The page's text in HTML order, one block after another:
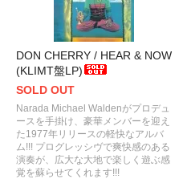
DON CHERRY / HEAR & NOW
(KLIMT盤LP)
SOLD OUT
Narada Michael Waldenがプロデュ
ースを手掛け、豪華メンバーを迎え
た1977年リリースの軽快なアルバ
ム!!! プログレッシヴで爽快感のある
演奏が、広大な大地で楽しく遊ぶ感
覚を蘇らせてくれます!!!